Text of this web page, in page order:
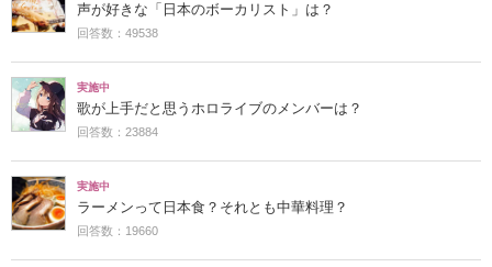
声が好きな「日本のボーカリスト」は？
回答数：49538
実施中
歌が上手だと思うホロライブのメンバーは？
回答数：23884
実施中
ラーメンって日本食？それとも中華料理？
回答数：19660